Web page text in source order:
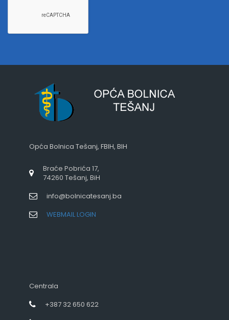
Opća Bolnica Tešanj, FBIH, BIH
Braće Pobrića 17,
74260 Tešanj, BiH
info@bolnicatesanj.ba
WEBMAIL LOGIN
Centrala
+387 32 650 622